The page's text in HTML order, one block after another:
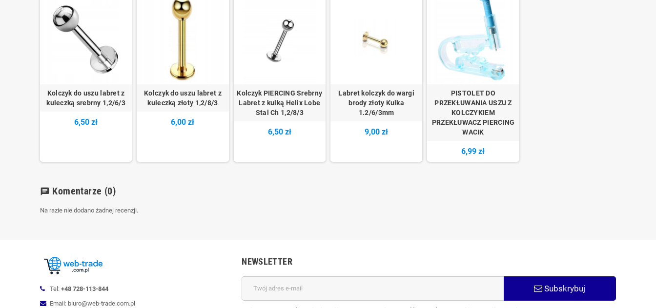
Kolczyk do uszu labret z
kuleczką srebrny 1,2/6/3
6,50 zł
Kolczyk do uszu labret z
kuleczką złoty 1,2/8/3
6,00 zł
Kolczyk PIERCING Srebrny
Labret z kulką Helix Lobe
Stal Ch 1,2/8/3
6,50 zł
Labret kolczyk do wargi
brody złoty Kulka
1.2/6/3mm
9,00 zł
PISTOLET DO
PRZEKŁUWANIA USZU Z
KOLCZYKIEM
PRZEKŁUWACZ PIERCING
WACIK
6,99 zł
chat Komentarze (0)
Na razie nie dodano żadnej recenzji.
Tel: +48 728-113-844
Email: biuro@web-trade.com.pl
NEWSLETTER
Subskrybuj